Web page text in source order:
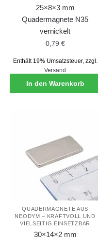
25×8×3 mm
Quadermagnete N35
vernickelt
0,79 €
Enthält 19% Umsatzsteuer, zzgl.
Versand
In den Warenkorb
QUADERMAGNETE AUS
NEODYM – KRAFTVOLL UND
VIELSEITIG EINSETZBAR
30×14×2 mm